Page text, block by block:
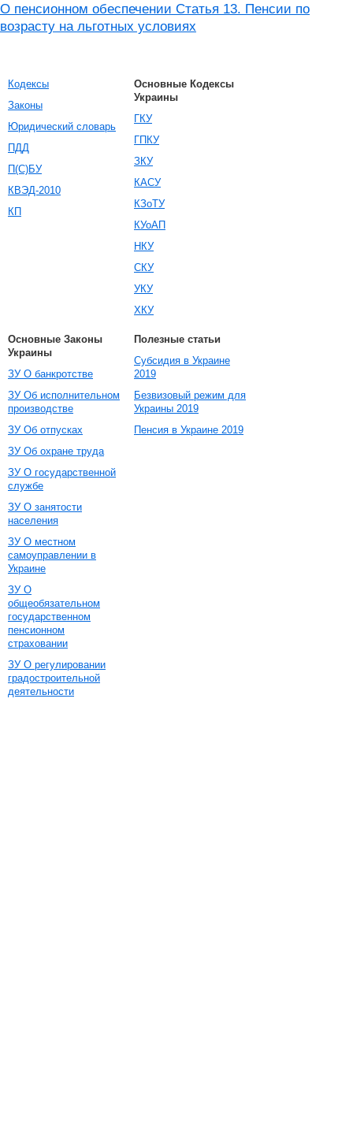
О пенсионном обеспечении Статья 13. Пенсии по
возрасту на льготных условиях
Кодексы
Законы
Юридический словарь
ПДД
П(С)БУ
КВЭД-2010
КП
Основные Кодексы
Украины
ГКУ
ГПКУ
ЗКУ
КАСУ
КЗоТУ
КУоАП
НКУ
СКУ
УКУ
ХКУ
Основные Законы
Украины
ЗУ О банкротстве
ЗУ Об исполнительном
производстве
ЗУ Об отпусках
ЗУ Об охране труда
ЗУ О государственной
службе
ЗУ О занятости
населения
ЗУ О местном
самоуправлении в
Украине
ЗУ О
общеобязательном
государственном
пенсионном
страховании
ЗУ О регулировании
градостроительной
деятельности
Полезные статьи
Субсидия в Украине
2019
Безвизовый режим для
Украины 2019
Пенсия в Украине 2019